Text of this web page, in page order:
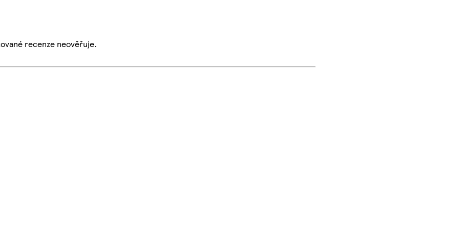
recenze neověřuje.